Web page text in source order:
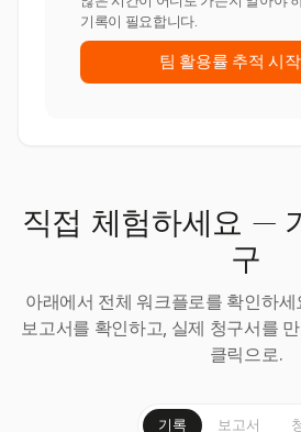
기록이 필요합니다.
팀 활용률 추적 시
직접 체험하세요 —
구
아래에서 전체 워크플로를 확인하
보고서를 확인하고, 실제 청구서를
클릭으로.
기록 보고서